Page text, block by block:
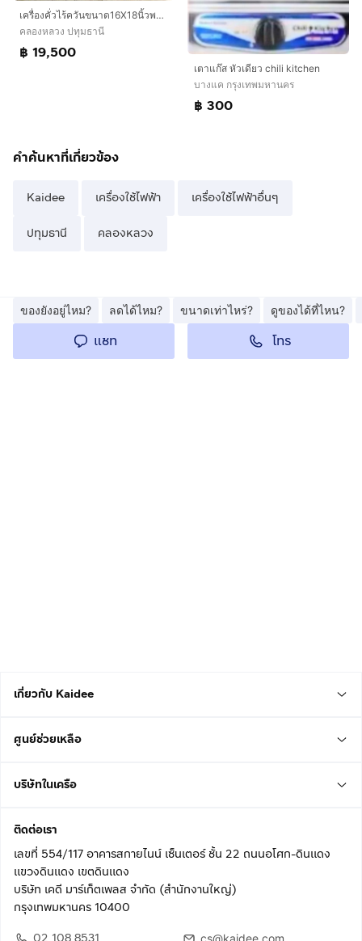
เครื่องคั่วไร้ควันขนาด16X18นิ้วพร้อมมอเตอร์ โอ่งคั่วแบบหมุนได้
คลองหลวง ปทุมธานี
฿ 19,500
เตาแก๊ส หัวเดียว chili kitchen
บางแค กรุงเทพมหานคร
฿ 300
คำค้นหาที่เกี่ยวข้อง
Kaidee เครื่องใช้ไฟฟ้า เครื่องใช้ไฟฟ้าอื่นๆ
ปทุมธานี คลองหลวง
ของยังอยู่ไหม? ลดได้ไหม? ขนาดเท่าไหร่? ดูของได้ที่ไหน?
แชท โทร
เกี่ยวกับ Kaidee
ศูนย์ช่วยเหลือ
บริษัทในเครือ
ติดต่อเรา
เลขที่ 554/117 อาคารสกายไนน์ เซ็นเตอร์ ชั้น 22 ถนนอโศก-ดินแดง
แขวงดินแดง เขตดินแดง
บริษัท เคดี มาร์เก็ตเพลส จำกัด (สำนักงานใหญ่)
กรุงเทพมหานคร 10400
cs@kaidee.com